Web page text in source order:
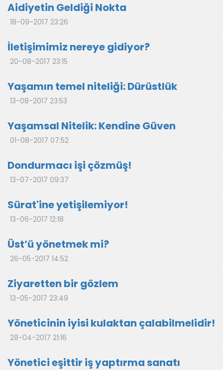
Aidiyetin Geldiği Nokta
18-09-2017 23:26
İletişimimiz nereye gidiyor?
20-08-2017 23:15
Yaşamın temel niteliği: Dürüstlük
13-08-2017 23:53
Yaşamsal Nitelik: Kendine Güven
01-08-2017 07:52
Dondurmacı işi çözmüş!
13-07-2017 09:37
Sürat'ine yetişilemiyor!
13-06-2017 12:18
Üst’ü yönetmek mi?
26-05-2017 14:52
Ziyaretten bir gözlem
13-05-2017 23:49
Yöneticinin iyisi kulaktan çalabilmelidir!
28-04-2017 21:16
Yönetici eşittir iş yaptırma sanatı